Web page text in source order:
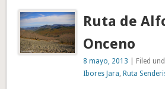
Ruta de
Onceno
8 mayo, 2013 | Filed
Ibores Jara, Ruta